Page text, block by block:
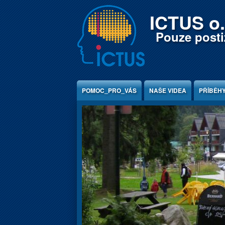
ICTUS
Pouze
POMOC_PRO_VÁS NAŠE VIDEA